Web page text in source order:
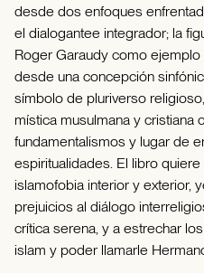
desde dos enfoques
el dialogantee integrador; la
Roger Garaudy como
desde una concepción
símbolo de pluriverso
mística musulmana y cristiana
fundamentalismos y lugar de
espiritualidades. El libro
islamofobia interior y exterior,
prejuicios al diálogo
crítica serena, y a estrechar
islam y poder llamarle